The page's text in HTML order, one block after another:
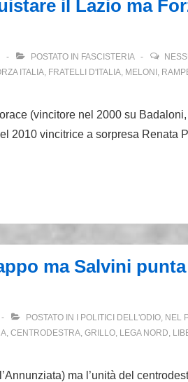
il Lazio ma
POSTATO IN FASCISTERIA
ITALIA, FRATELLI D'ITALIA, MELONI ,
(vincitore nel 2000 su Badaloni,
2010 vincitrice a sorpresa Renata
ma Salvini punta
POSTATO IN I POLITICI DELL'ODIO, NEL
, CENTRODESTRA, GRILLO, LEGA NORD,
ma l’unità del